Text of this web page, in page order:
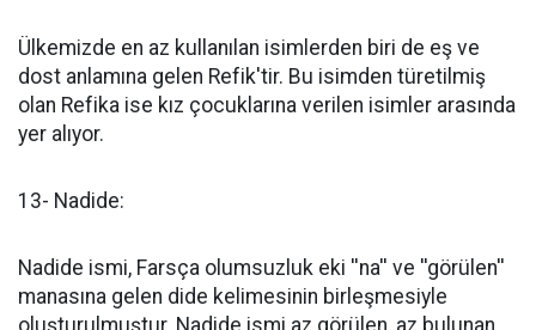
Ülkemizde en az kullanılan isimlerden biri de eş ve
dost anlamına gelen Refik'tir. Bu isimden türetilmiş
olan Refika ise kız çocuklarına verilen isimler arasında
yer alıyor.
13- Nadide:
Nadide ismi, Farsça olumsuzluk eki ''na'' ve ''görülen''
manasına gelen dide kelimesinin birleşmesiyle
oluşturulmuştur. Nadide ismi az görülen, az bulunan,